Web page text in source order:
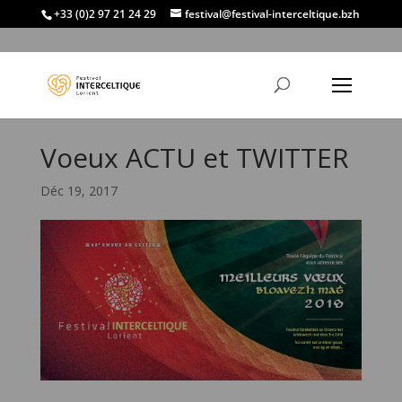
+33 (0)2 97 21 24 29 festival@festival-interceltique.bzh
Voeux ACTU et TWITTER
Déc 19, 2017